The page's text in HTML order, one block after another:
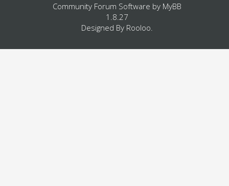
Community Forum Software by MyBB
1.8.27
Designed By Rooloo